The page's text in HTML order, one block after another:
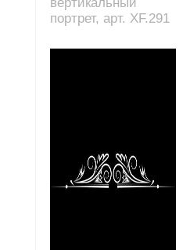
портрет, арт. XF.291